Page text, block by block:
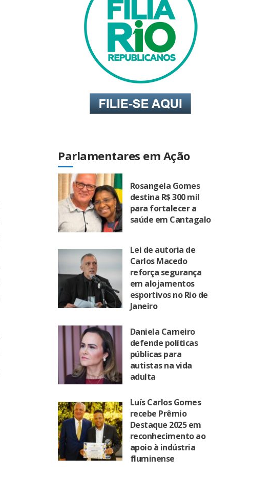
Parlamentares em Ação
Rosangela Gomes
destina R$ 300 mil
para fortalecer a
saúde em Cantagalo
Lei de autoria de
Carlos Macedo
reforça segurança
em alojamentos
esportivos no Rio de
Janeiro
Daniela Carneiro
defende políticas
públicas para
autistas na vida
adulta
Luís Carlos Gomes
recebe Prêmio
Destaque 2025 em
reconhecimento ao
apoio à indústria
fluminense